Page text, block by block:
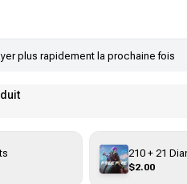
plus rapidement la prochaine fois
210 + 21
$2.00